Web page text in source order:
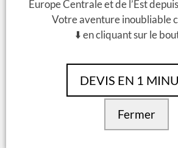
Contact
Si vous avez eu envie de faire votre EVG
avez hâte d’essayer quelques-unes de
Europe Centrale et de l’Est
Votre aventure inoubliable
⬇️ en cliquant sur le
DEVIS EN 1
Fermer